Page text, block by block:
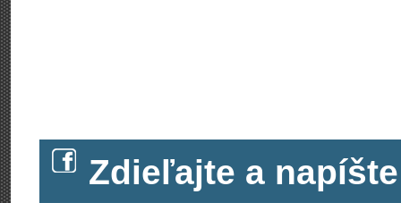
Zdieľajte a